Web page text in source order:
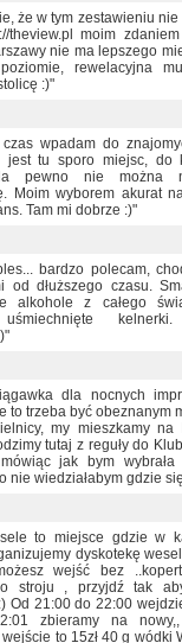
że w tym zestawieniu
theview.pl moim
nie ma lepszego
rewelacyjna
:)"
wpadam do
jest tu sporo miejsc, do
pewno nie można
Moim wyborem akurat
Tam mi dobrze :)"
bardzo polecam,
od dłuższego czasu.
alkohole z całego
kelnerki.
dla nocnych
to trzeba być obeznanym
my mieszkamy na
tutaj z reguły do
jak bym
nie wiedziałabym gdzie
to miejsce gdzie w
dyskotekę
wejść bez
stroju , przyjdź tak
Od 21:00 do 22:00
zbieramy na
wejście to 15zł 40 g wódki